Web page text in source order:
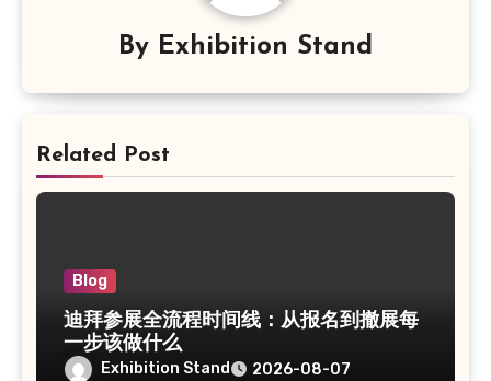
By Exhibition Stand
Related Post
Blog
迪拜参展全流程时间线：从报名到撤展每
一步该做什么
Exhibition Stand 2026-08-07